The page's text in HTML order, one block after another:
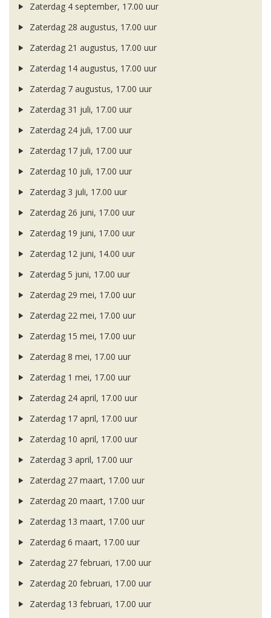
Zaterdag 4 september, 17.00 uur
Zaterdag 28 augustus, 17.00 uur
Zaterdag 21 augustus, 17.00 uur
Zaterdag 14 augustus, 17.00 uur
Zaterdag 7 augustus, 17.00 uur
Zaterdag 31 juli, 17.00 uur
Zaterdag 24 juli, 17.00 uur
Zaterdag 17 juli, 17.00 uur
Zaterdag 10 juli, 17.00 uur
Zaterdag 3 juli, 17.00 uur
Zaterdag 26 juni, 17.00 uur
Zaterdag 19 juni, 17.00 uur
Zaterdag 12 juni, 14.00 uur
Zaterdag 5 juni, 17.00 uur
Zaterdag 29 mei, 17.00 uur
Zaterdag 22 mei, 17.00 uur
Zaterdag 15 mei, 17.00 uur
Zaterdag 8 mei, 17.00 uur
Zaterdag 1 mei, 17.00 uur
Zaterdag 24 april, 17.00 uur
Zaterdag 17 april, 17.00 uur
Zaterdag 10 april, 17.00 uur
Zaterdag 3 april, 17.00 uur
Zaterdag 27 maart, 17.00 uur
Zaterdag 20 maart, 17.00 uur
Zaterdag 13 maart, 17.00 uur
Zaterdag 6 maart, 17.00 uur
Zaterdag 27 februari, 17.00 uur
Zaterdag 20 februari, 17.00 uur
Zaterdag 13 februari, 17.00 uur